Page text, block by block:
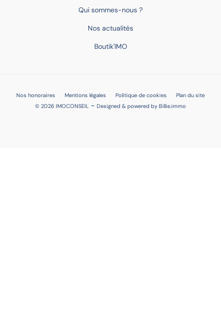
Qui sommes-nous ?
Nos actualités
Boutik'IMO
Nos honoraires Mentions légales Politique de cookies
Plan du site
© 2026 IMOCONSEIL - Designed & powered by Billie.immo